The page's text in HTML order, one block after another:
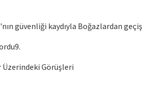
güvenliği kaydıyla Boğazlardan geçiş
Görüşleri